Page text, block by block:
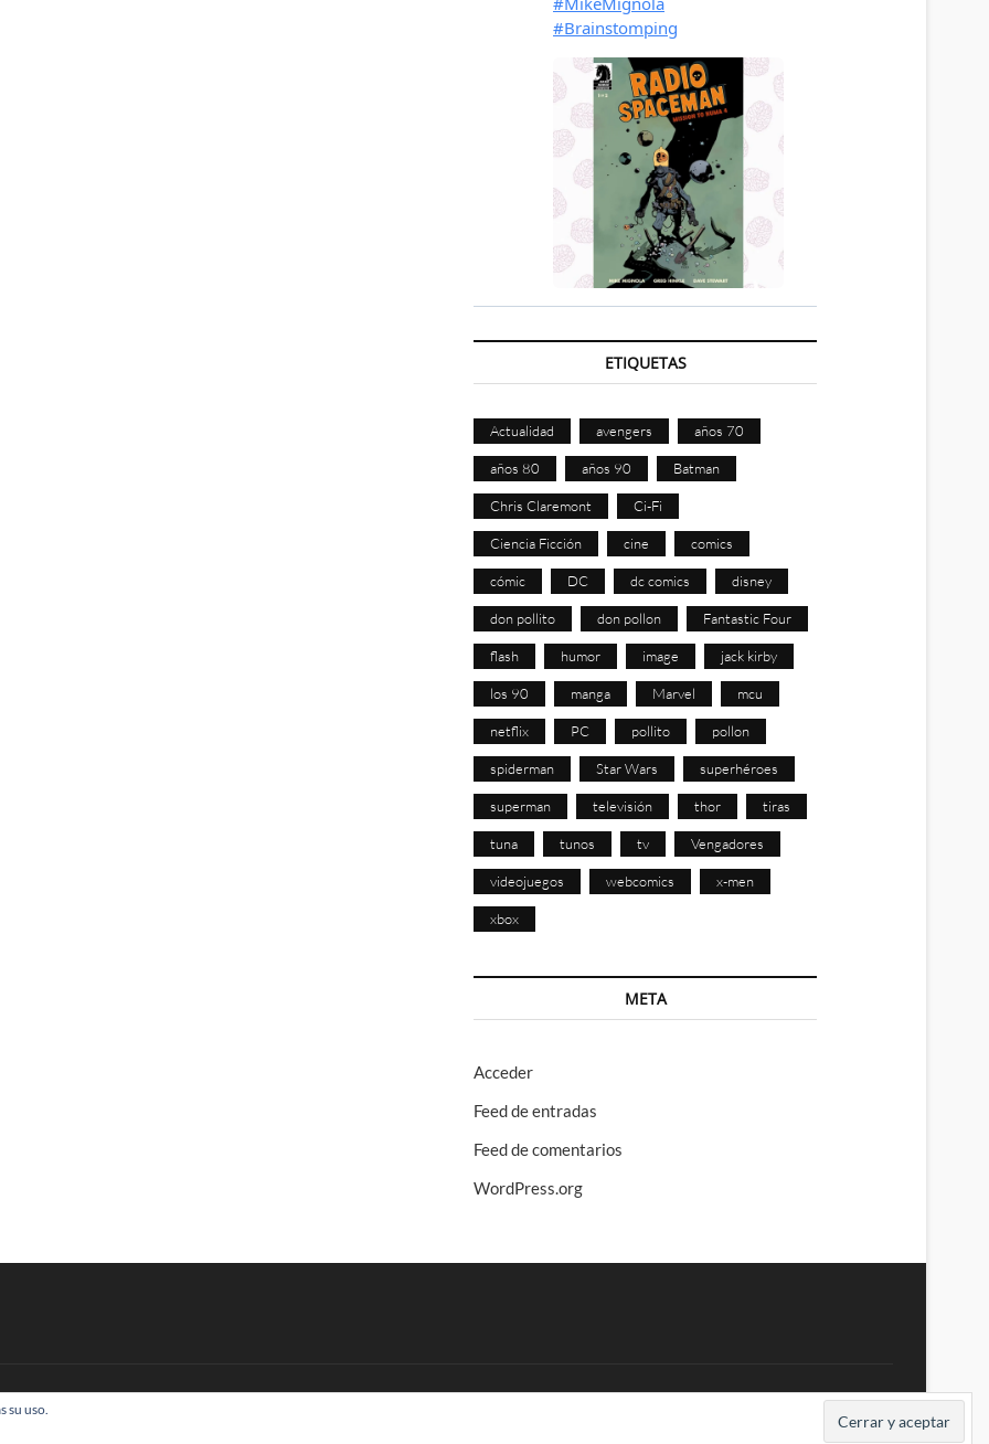
ETIQUETAS
Actualidad avengers años 70
años 80 años 90 Batman
Chris Claremont Ci-Fi
Ciencia Ficción cine comics
cómic DC dc comics disney
don pollito don pollon Fantastic Four
flash humor image jack kirby
los 90 manga Marvel mcu
netflix PC pollito pollon
spiderman Star Wars superhéroes
superman televisión thor tiras
tuna tunos tv Vengadores
videojuegos webcomics x-men
xbox
META
Acceder
Feed de entradas
Feed de comentarios
WordPress.org
los derechos reservados
su uso.